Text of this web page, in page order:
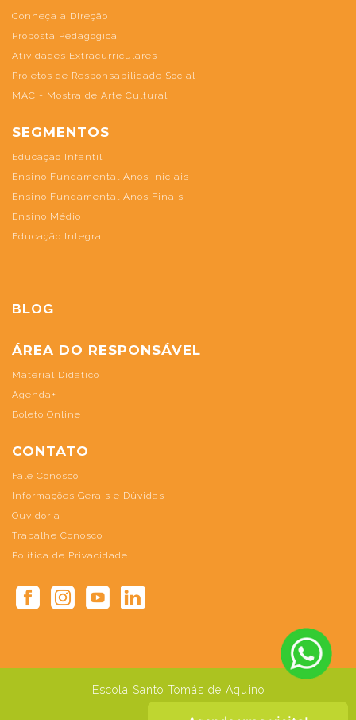
Conheça a Direção
Proposta Pedagógica
Atividades Extracurriculares
Projetos de Responsabilidade Social
MAC - Mostra de Arte Cultural
SEGMENTOS
Educação Infantil
Ensino Fundamental Anos Iniciais
Ensino Fundamental Anos Finais
Ensino Médio
Educação Integral
BLOG
ÁREA DO RESPONSÁVEL
Material Didático
Agenda+
Boleto Online
CONTATO
Fale Conosco
Informações Gerais e Dúvidas
Ouvidoria
Trabalhe Conosco
Política de Privacidade
Escola Santo Tomás de Aquino